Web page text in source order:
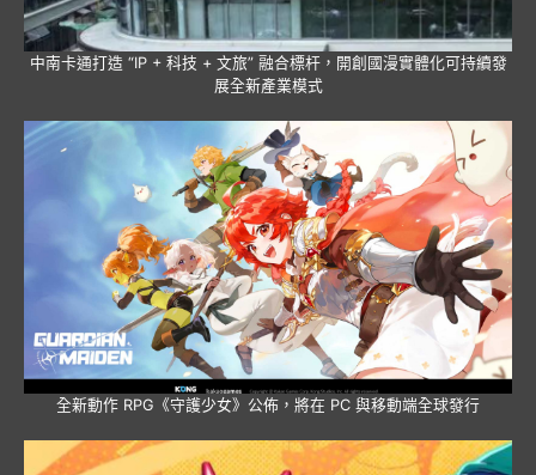
中南卡通打造 “IP + 科技 + 文旅” 融合標杆，開創國漫實體化可持續發
展全新產業模式
全新動作 RPG《守護少女》公佈，將在 PC 與移動端全球發行